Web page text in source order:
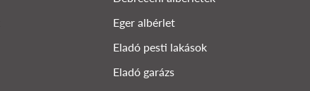
Eger albérlet
Eladó pesti lakások
Eladó garázs